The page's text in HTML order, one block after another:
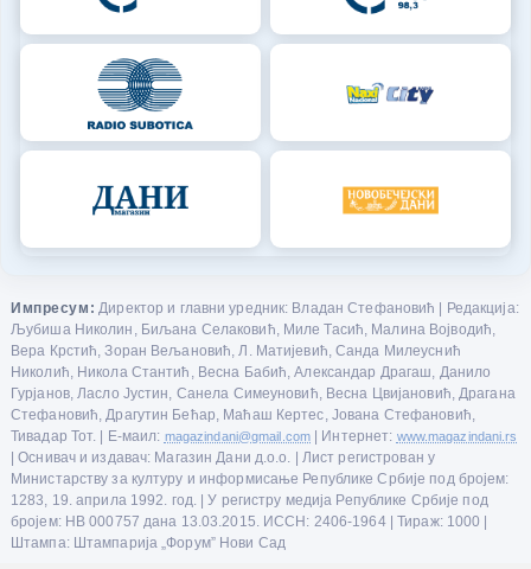
Импресум: Директор и главни уредник: Владан Стефановић | Редакција:
Љубиша Николин, Биљана Селаковић, Миле Тасић, Малина Војводић,
Вера Крстић, Зоран Вељановић, Л. Матијевић, Санда Милеуснић
Николић, Никола Стантић, Весна Бабић, Александар Драгаш, Данило
Гурјанов, Ласло Јустин, Санела Симеуновић, Весна Цвијановић, Драгана
Стефановић, Драгутин Бећар, Маћаш Кертес, Јована Стефановић,
Тивадар Тот. | Е-маил: magazindani@gmail.com | Интернет: www.magazindani.rs
| Оснивач и издавач: Магазин Дани д.о.о. | Лист регистрован у
Министарству за културу и информисање Републике Србије под бројем:
1283, 19. априла 1992. год. | У регистру медија Републике Србије под
бројем: НВ 000757 дана 13.03.2015. ИССН: 2406-1964 | Тираж: 1000 |
Штампа: Штампарија „Форум” Нови Сад